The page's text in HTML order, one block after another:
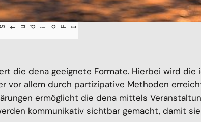
oFI
die dena geeignete Formate. Hierbei wird die
vor allem durch partizipative Methoden
ermöglicht die dena mittels
kommunikativ sichtbar gemacht, damit